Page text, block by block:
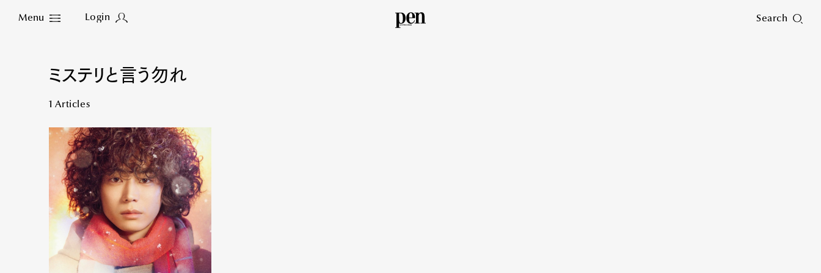
Menu Login Search
Close
ミステリと言う勿れ
1 Articles